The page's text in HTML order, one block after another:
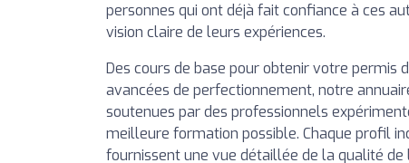
personnes qui ont déjà fait confiance à ces
vision claire de leurs expériences.
Des cours de base pour obtenir votre permis
avancées de perfectionnement, notre
soutenues par des professionnels
meilleure formation possible. Chaque profil
fournissent une vue détaillée de la qualité